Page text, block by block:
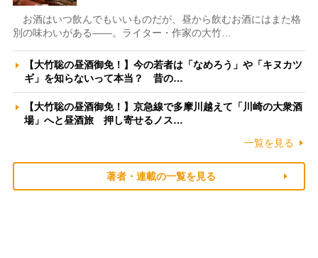
お酒はいつ飲んでもいいものだが、昼から飲むお酒にはまた格
別の味わいがある――。ライター・作家の大竹…
【大竹聡の昼酒御免！】今の若者は「なめろう」や「キヌカツ
ギ」を知らないって本当？ 昔の…
【大竹聡の昼酒御免！】京急線で多摩川越えて「川崎の大衆酒
場」へと昼酒旅 押し寄せるノス…
一覧を見る
著者・連載の一覧を見る